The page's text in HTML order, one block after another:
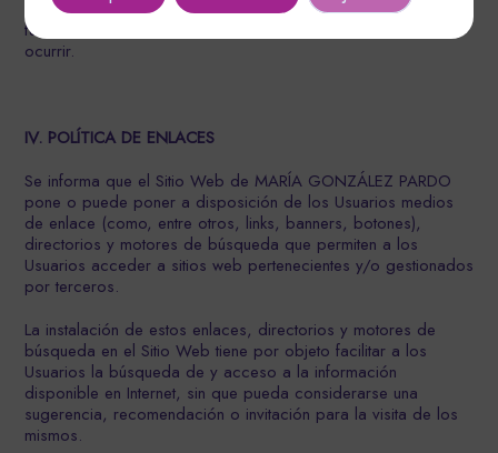
responsable en modo alguno de las caídas, interrupciones,
falta o defecto de las telecomunicaciones que pudieran
ocurrir.
IV. POLÍTICA DE ENLACES
Se informa que el Sitio Web de MARÍA GONZÁLEZ PARDO
pone o puede poner a disposición de los Usuarios medios
de enlace (como, entre otros, links, banners, botones),
directorios y motores de búsqueda que permiten a los
Usuarios acceder a sitios web pertenecientes y/o gestionados
por terceros.
La instalación de estos enlaces, directorios y motores de
búsqueda en el Sitio Web tiene por objeto facilitar a los
Usuarios la búsqueda de y acceso a la información
disponible en Internet, sin que pueda considerarse una
sugerencia, recomendación o invitación para la visita de los
mismos.